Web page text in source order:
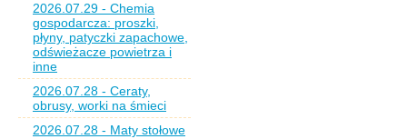
2026.07.29 - Chemia
gospodarcza: proszki,
płyny, patyczki zapachowe,
odświeżacze powietrza i
inne
2026.07.28 - Ceraty,
obrusy, worki na śmieci
2026.07.28 - Maty stołowe